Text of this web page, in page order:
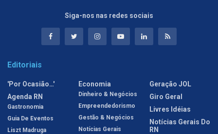
Siga-nos nas redes sociais
Editoriais
'Por Ocasião…'
Agenda RN
Gastronomia
Guia De Eventos
Liszt Madruga
Economia
Dinheiro & Negócios
Empreendedorismo
Gestão & Negócios
Notícias Gerais
Geração JOL
Giro Geral
Livres Idéias
Notícias Gerais Do
RN